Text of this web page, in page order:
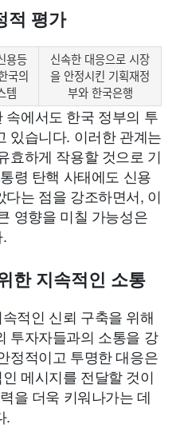
적 평가
용등
국의
템
신속한 대응으로 시장
을 안정시킨 기획재정
부와 한국은행
에서도 한국 정부의 투
있습니다. 이러한 관계는
효하게 작용할 것으로 기
령 탄핵 사태에도 신용
는 점을 강조하면서, 이
영향을 미칠 가능성은
한 지속적인 소통
적인 신뢰 구축을 위해
투자자들과의 소통을 강
정적이고 투명한 대응은
메시지를 전달할 것이
을 더욱 키워나가는 데
.